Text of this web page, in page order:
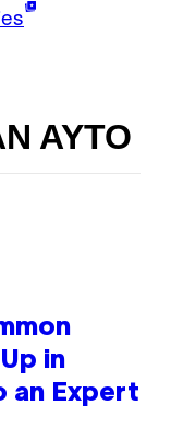
ΑΥΤΌ
in
an Expert